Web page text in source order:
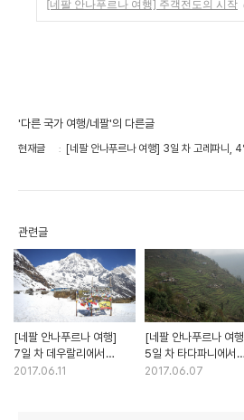
[네팔 안나푸르나 여행] 주객전도의 시작
'다른 국가 여행/네팔'의 다른글
현재글 [네팔 안나푸르나 여행] 3일 차 고레파니, 4
관련글
[네팔 안나푸르나 여행]
7일 차 데우랄리에서
안나푸르나 베이스캠프까지
2017.06.11
[네팔 안나푸르나 여
5일 차 타다파니에서
시누와, 6일 차 시누와
2017.06.07